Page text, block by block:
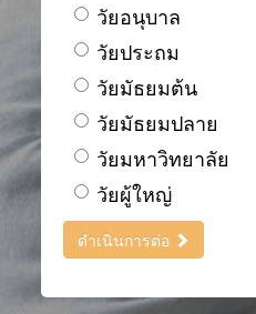
วัยอนุบาล
วัยประถม
วัยมัธยมต้น
วัยมัธยมปลาย
วัยมหาวิทยาลัย
วัยผู้ใหญ่
ดำเนินการต่อ